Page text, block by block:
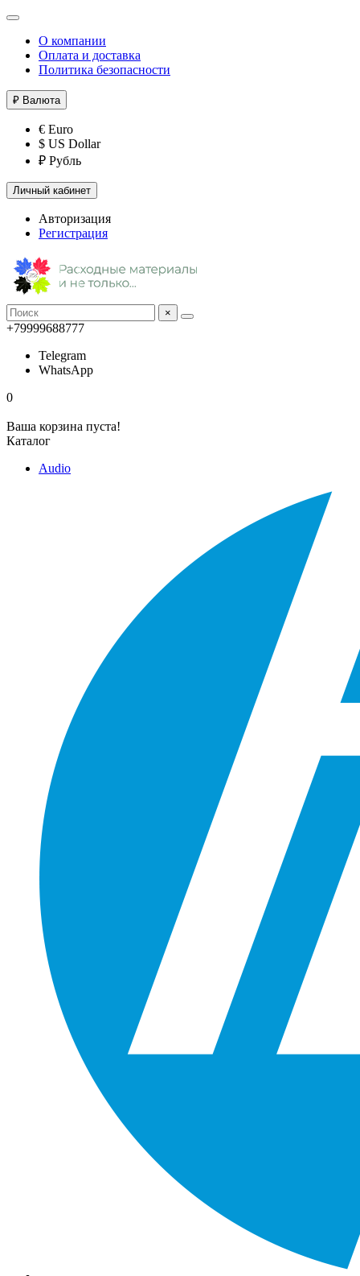
О компании
Оплата и доставка
Политика безопасности
₽ Валюта
€ Euro
$ US Dollar
₽ Рубль
Личный кабинет
Авторизация
Регистрация
×
+79999688777
Telegram
WhatsApp
0
Ваша корзина пуста!
Каталог
Audio